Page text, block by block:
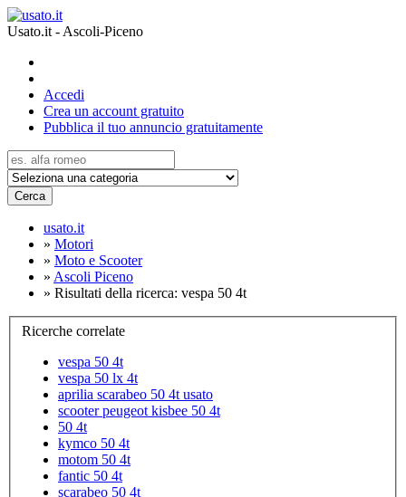
Usato.it - Ascoli-Piceno
Accedi
Crea un account gratuito
Pubblica il tuo annuncio gratuitamente
Cerca
usato.it
» Motori
» Moto e Scooter
» Ascoli Piceno
» Risultati della ricerca: vespa 50 4t
Ricerche correlate
vespa 50 4t
vespa 50 lx 4t
aprilia scarabeo 50 4t usato
scooter peugeot kisbee 50 4t
50 4t
kymco 50 4t
motom 50 4t
fantic 50 4t
scarabeo 50 4t